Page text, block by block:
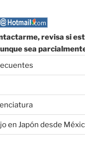
revisa si
sea
en Japón desde